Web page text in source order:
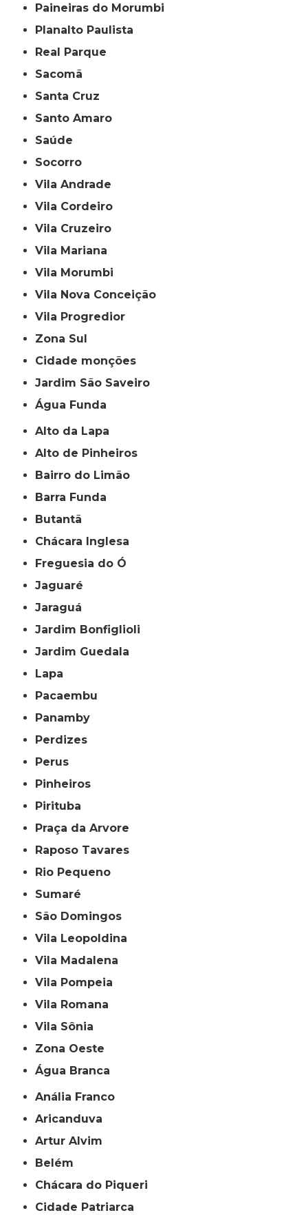
Paineiras do Morumbi
Planalto Paulista
Real Parque
Sacomã
Santa Cruz
Santo Amaro
Saúde
Socorro
Vila Andrade
Vila Cordeiro
Vila Cruzeiro
Vila Mariana
Vila Morumbi
Vila Nova Conceição
Vila Progredior
Zona Sul
cidade monções
jardim São Saveiro
Água Funda
Alto da Lapa
Alto de Pinheiros
Bairro do Limão
Barra Funda
Butantã
Chácara Inglesa
Freguesia do Ó
Jaguaré
Jaraguá
Jardim Bonfiglioli
Jardim Guedala
Lapa
Pacaembu
Panamby
Perdizes
Perus
Pinheiros
Pirituba
Praça da Arvore
Raposo Tavares
Rio Pequeno
Sumaré
São Domingos
Vila Leopoldina
Vila Madalena
Vila Pompeia
Vila Romana
Vila Sônia
Zona Oeste
Água Branca
Anália Franco
Aricanduva
Artur Alvim
Belém
Chácara do Piqueri
Cidade Patriarca